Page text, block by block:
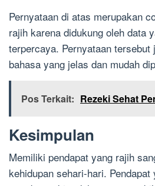
Pernyataan di atas merupakan
rajih karena didukung oleh data
terpercaya. Pernyataan tersebut
bahasa yang jelas dan mudah
Pos Terkait: Rezeki Sehat
Kesimpulan
Memiliki pendapat yang rajih
kehidupan sehari-hari.